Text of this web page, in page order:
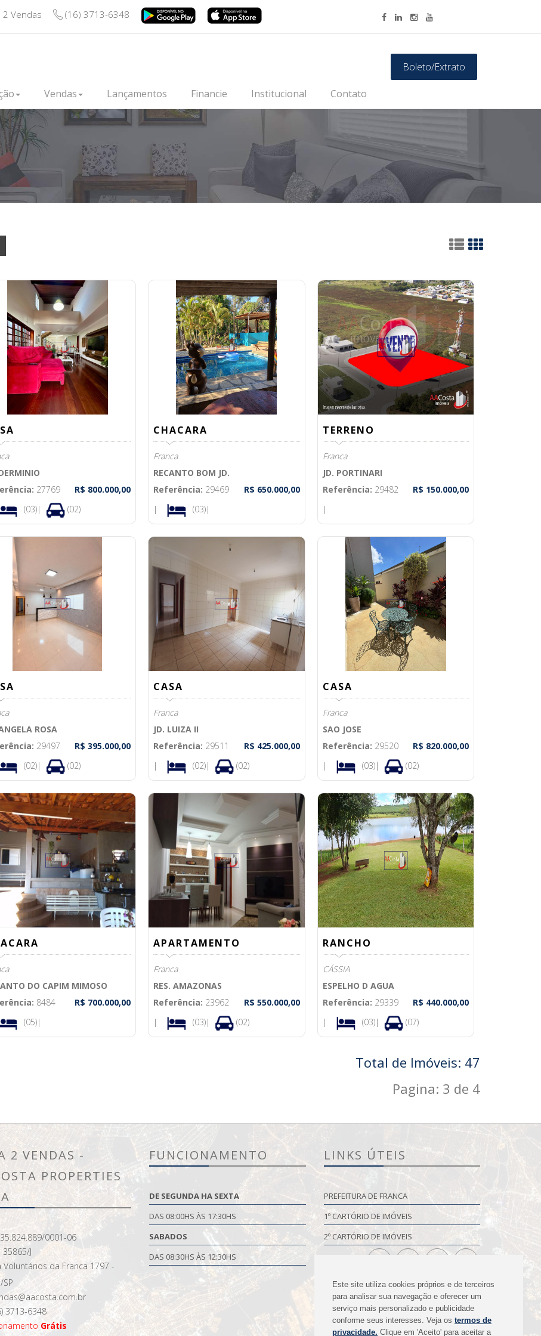
2 Vendas (16) 3713-6348
Boleto/Extrato
Vendas Lançamentos Financie Institucional Contato
27769
R$ 800.000,00
(03)| (02)
CHACARA
Franca
RECANTO BOM JD.
Referência: 29469
R$ 650.000,00
|
(03)|
TERRENO
Franca
JD. PORTINARI
Referência: 29482
R$ 150.000,00
|
ROSA
29497
R$ 395.000,00
(02)| (02)
CASA
Franca
JD. LUIZA II
Referência: 29511
R$ 425.000,00
|
(02)| (02)
CASA
Franca
SAO JOSE
Referência: 29520
R$ 820.000,00
|
(03)| (02)
DO CAPIM MIMOSO
8484
R$ 700.000,00
(05)|
APARTAMENTO
Franca
RES. AMAZONAS
Referência: 23962
R$ 550.000,00
|
(03)| (02)
RANCHO
CÁSSIA
ESPELHO D AGUA
Referência: 29339
R$ 440.000,00
|
(03)| (07)
Total de Imóveis: 47
Pagina: 3 de 4
2 VENDAS -
PROPERTIES
35.824.889/0001-06
35865/J
Voluntários da Franca 1797 -
SP
3713-6348
Grátis
FUNCIONAMENTO
DE SEGUNDA HA SEXTA
DAS 08:00HS ÀS 17:30HS
SABADOS
DAS 08:30HS ÀS 12:30HS
LINKS ÚTEIS
PREFEITURA DE FRANCA
1º CARTÓRIO DE IMÓVEIS
2º CARTÓRIO DE IMÓVEIS
Este site utiliza cookies próprios e de terceiros
para analisar sua navegação e oferecer um
serviço mais personalizado e publicidade
conforme seus interesses. Veja os termos de
privacidade. Clique em 'Aceito' para aceitar a